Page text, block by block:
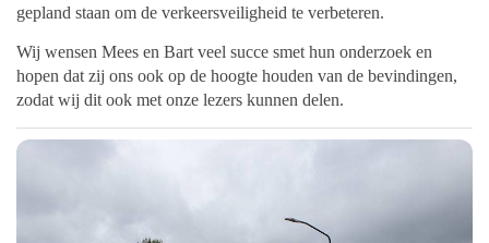
gepland staan om de verkeersveiligheid te verbeteren.
Wij wensen Mees en Bart veel succe smet hun onderzoek en
hopen dat zij ons ook op de hoogte houden van de bevindingen,
zodat wij dit ook met onze lezers kunnen delen.